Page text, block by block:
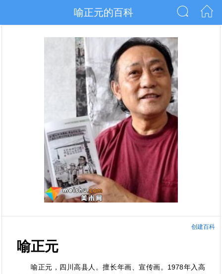
喻正元的百科
创建百科
喻正元
喻正元，四川高县人。擅长年画、宣传画。1978年入高